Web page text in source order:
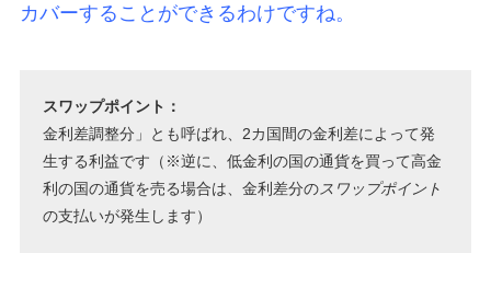
カバーすることができるわけですね。
スワップポイント：
金利差調整分」とも呼ばれ、2カ国間の金利差によって発
生する利益です（※逆に、低金利の国の通貨を買って高金
利の国の通貨を売る場合は、金利差分のスワップポイント
の支払いが発生します）